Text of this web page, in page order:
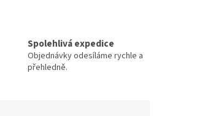
Spolehlivá expedice
Objednávky odesíláme rychle a
přehledně.